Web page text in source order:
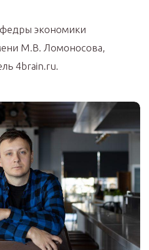
экономики
М.В. Ломоносова,
4brain.ru.